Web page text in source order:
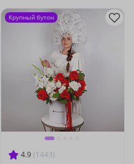
4.9 (1443)
Крупный бутон